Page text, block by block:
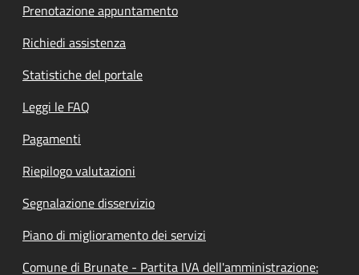
Prenotazione appuntamento
Richiedi assistenza
Statistiche del portale
Leggi le FAQ
Pagamenti
Riepilogo valutazioni
Segnalazione disservizio
Piano di miglioramento dei servizi
Comune di Brunate - Partita IVA dell'amministrazione: